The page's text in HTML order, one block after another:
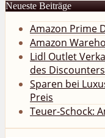
Neueste Beiträge
Amazon Prime
Amazon
Lidl Outlet
des Discounters
Sparen bei
Preis
Teuer-Schock: